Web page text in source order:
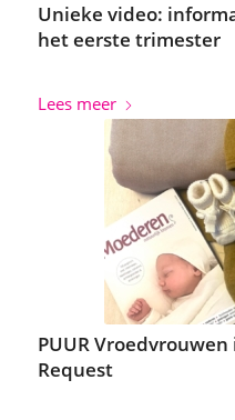
Unieke video:
het eerste trimester
Lees meer
PUUR
Request